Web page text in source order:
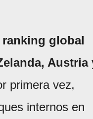
ranking global
Austria
primera vez,
internos en